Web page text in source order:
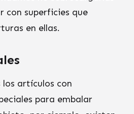
con superficies que
en ellas.
los artículos con
para embalar